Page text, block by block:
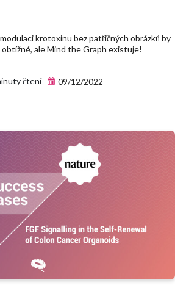
krotoxinu bez patřičných obrázků by
ale Mind the Graph existuje!
čtení 09/12/2022